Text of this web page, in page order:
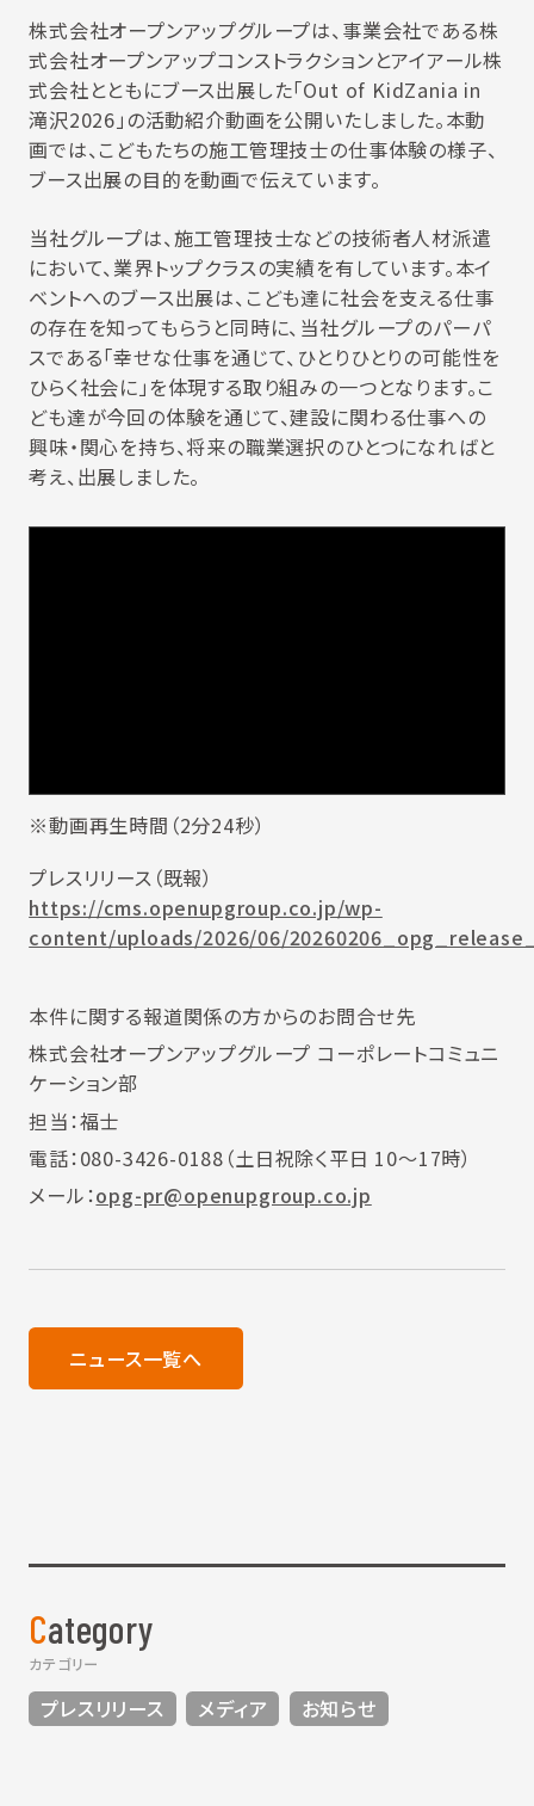
株式会社オープンアップグループは、事業会社である株
式会社オープンアップコンストラクションとアイアール株
式会社とともにブース出展した「Out of KidZania in
滝沢2026」の活動紹介動画を公開いたしました。本動
画では、こどもたちの施工管理技士の仕事体験の様子、
ブース出展の目的を動画で伝えています。
当社グループは、施工管理技士などの技術者人材派遣
において、業界トップクラスの実績を有しています。本イ
ベントへのブース出展は、こども達に社会を支える仕事
の存在を知ってもらうと同時に、当社グループのパーパ
スである「幸せな仕事を通じて、ひとりひとりの可能性を
ひらく社会に」を体現する取り組みの一つとなります。こ
ども達が今回の体験を通じて、建設に関わる仕事への
興味・関心を持ち、将来の職業選択のひとつになればと
考え、出展しました。
※動画再生時間（2分24秒）
プレスリリース（既報）
https://cms.openupgroup.co.jp/wp-
content/uploads/2026/06/
本件に関する報道関係の方からのお問合せ先
株式会社オープンアップグループ コーポレートコミュニ
ケーション部
担当：福士
電話：080-3426-0188（土日祝除く平日 10～17時）
メール：opg-pr@openupgroup.co.jp
ニュース一覧へ
Category
カテゴリー
プレスリリース メディア お知らせ